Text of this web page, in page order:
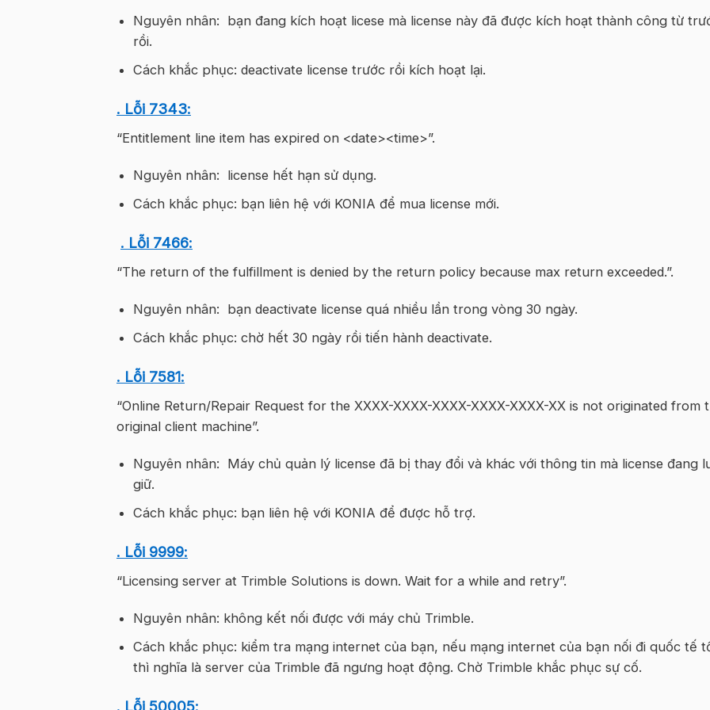
Nguyên nhân: bạn đang kích hoạt licese mà license này đã được kích hoạt thành công từ
rồi.
Cách khắc phục: deactivate license trước rồi kích hoạt lại.
. Lỗi 7343:
“Entitlement line item has expired on <date><time>”.
Nguyên nhân: license hết hạn sử dụng.
Cách khắc phục: bạn liên hệ với KONIA để mua license mới.
. Lỗi 7466:
“The return of the fulfillment is denied by the return policy because max return exceeded.”.
Nguyên nhân: bạn deactivate license quá nhiều lần trong vòng 30 ngày.
Cách khắc phục: chờ hết 30 ngày rồi tiến hành deactivate.
. Lỗi 7581:
“Online Return/Repair Request for the XXXX-XXXX-XXXX-XXXX-XXXX-XX is not originated from
original client machine”.
Nguyên nhân: Máy chủ quản lý license đã bị thay đổi và khác với thông tin mà license đang
giữ.
Cách khắc phục: bạn liên hệ với KONIA để được hỗ trợ.
. Lỗi 9999:
“Licensing server at Trimble Solutions is down. Wait for a while and retry”.
Nguyên nhân: không kết nối được với máy chủ Trimble.
Cách khắc phục: kiểm tra mạng internet của bạn, nếu mạng internet của bạn nối đi quốc tế
thì nghĩa là server của Trimble đã ngưng hoạt động. Chờ Trimble khắc phục sự cố.
. Lỗi 50005: